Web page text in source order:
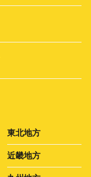
東北地方
近畿地方